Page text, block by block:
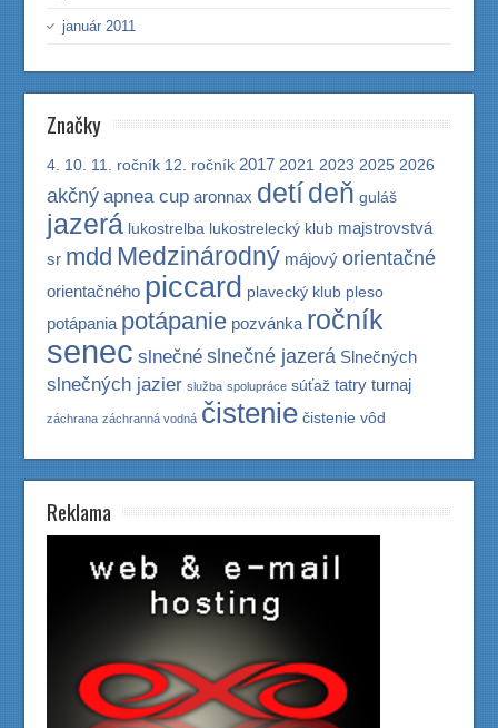
január 2011
Značky
4. 10. 11. ročník 12. ročník 2017 2021 2023 2025 2026
akčný apnea cup aronnax detídeň guláš
jazerá lukostrelba lukostrelecký klub majstrovstvá
sr mdd Medzinárodný májový orientačné
orientačného piccard plavecký klub pleso
potápania potápanie pozvánka ročník
senec slnečné slnečné jazerá Slnečných
slnečných jazier služba spolupráce súťaž tatry turnaj
záchrana záchranná vodná čistenie čistenie vôd
Reklama